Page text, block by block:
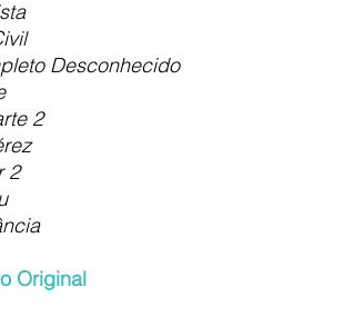
Desconhecido
2
2
Original